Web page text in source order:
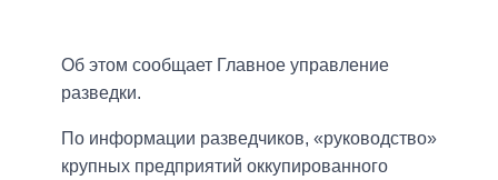
Об этом сообщает Главное управление
разведки.
По информации разведчиков, «руководство»
крупных предприятий оккупированного